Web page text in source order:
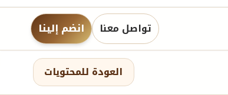
تواصل معنا انضم إلينا
العودة للمحتويات